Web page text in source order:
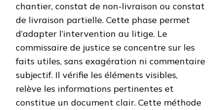
chantier, constat de non-livraison ou constat
de livraison partielle. Cette phase permet
d’adapter l’intervention au litige. Le
commissaire de justice se concentre sur les
faits utiles, sans exagération ni commentaire
subjectif. Il vérifie les éléments visibles,
relève les informations pertinentes et
constitue un document clair. Cette méthode